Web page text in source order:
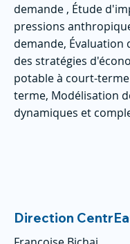
demande , Étude
pressions
demande, Évaluation
des stratégies
potable à court-
terme, Modélisation
dynamiques et
Direction